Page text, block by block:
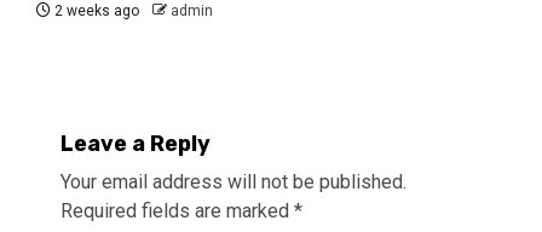
2 weeks ago admin
Leave a Reply
Your email address will not be published.
Required fields are marked *